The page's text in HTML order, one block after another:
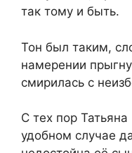
так тому и быть.
Тон был таким,
намерении
смирилась с
С тех пор
удобном случае